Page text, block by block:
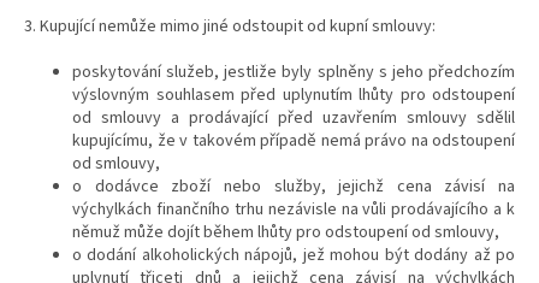
3. Kupující nemůže mimo jiné odstoupit od kupní smlouvy:
poskytování služeb, jestliže byly splněny s jeho předchozím
výslovným souhlasem před uplynutím lhůty pro odstoupení
od smlouvy a prodávající před uzavřením smlouvy sdělil
kupujícímu, že v takovém případě nemá právo na odstoupení
od smlouvy,
o dodávce zboží nebo služby, jejichž cena závisí na
výchylkách finančního trhu nezávisle na vůli prodávajícího a k
němuž může dojít během lhůty pro odstoupení od smlouvy,
o dodání alkoholických nápojů, jež mohou být dodány až po
uplynutí třiceti dnů a jejichž cena závisí na výchylkách